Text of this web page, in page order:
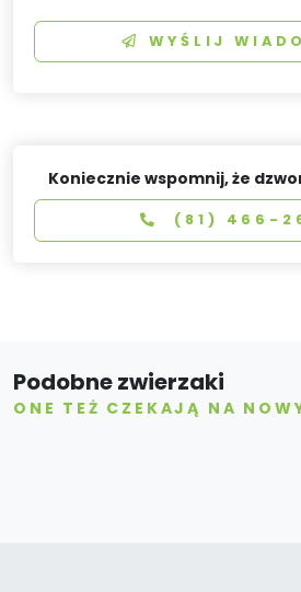
WYŚLIJ
Koniecznie wspomnij, że
(81) 466-
Podobne zwierzaki
ONE TEŻ CZEKAJĄ NA